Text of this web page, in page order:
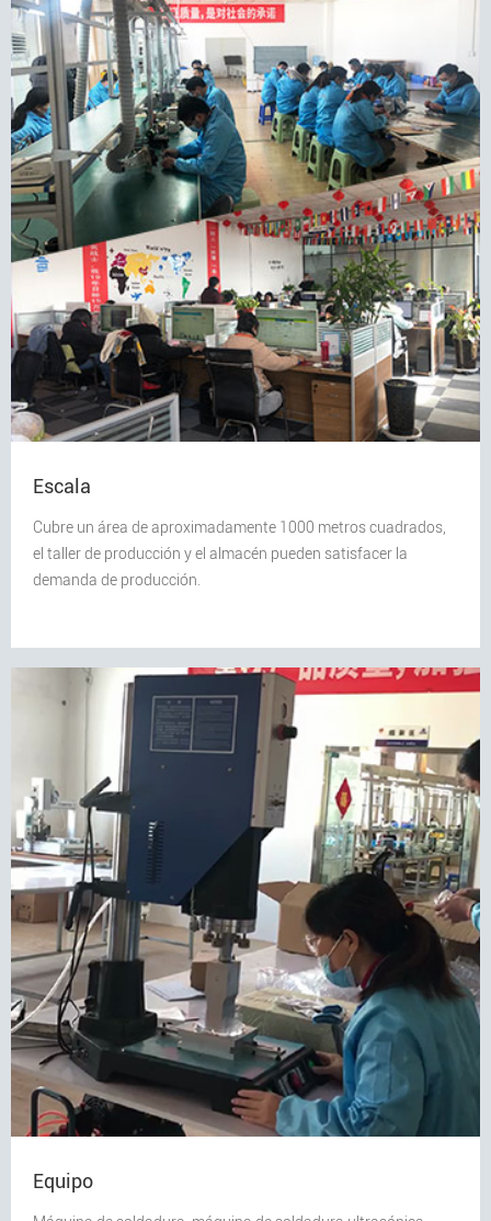
Escala
Cubre un área de aproximadamente 1000 metros cuadrados,
el taller de producción y el almacén pueden satisfacer la
demanda de producción.
Equipo